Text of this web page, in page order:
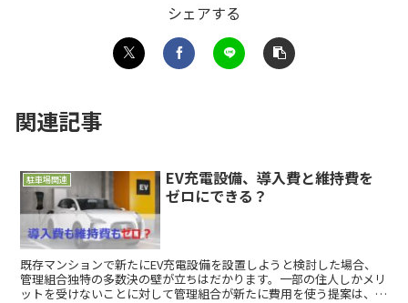
シェアする
関連記事
駐車場関連
EV充電設備、導入費と維持費を
ゼロにできる？
既存マンションで新たにEV充電設備を設置しようと検討した場合、
管理組合独特の多数決の壁が立ちはだかります。一部の住人しかメリ
ットを受けないことに対して管理組合が新たに費用を使う提案は、賛